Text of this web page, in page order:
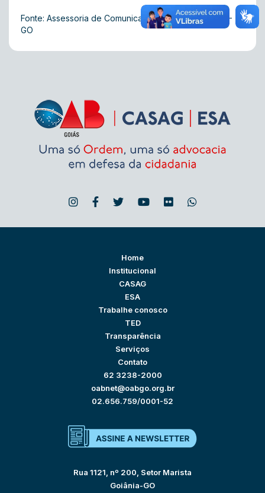
Fonte: Assessoria de Comunicação Integrada da OAB-
GO
Home
Institucional
CASAG
ESA
Trabalhe conosco
TED
Transparência
Serviços
Contato
62 3238-2000
oabnet@oabgo.org.br
02.656.759/0001-52
Rua 1121, nº 200, Setor Marista
Goiânia-GO